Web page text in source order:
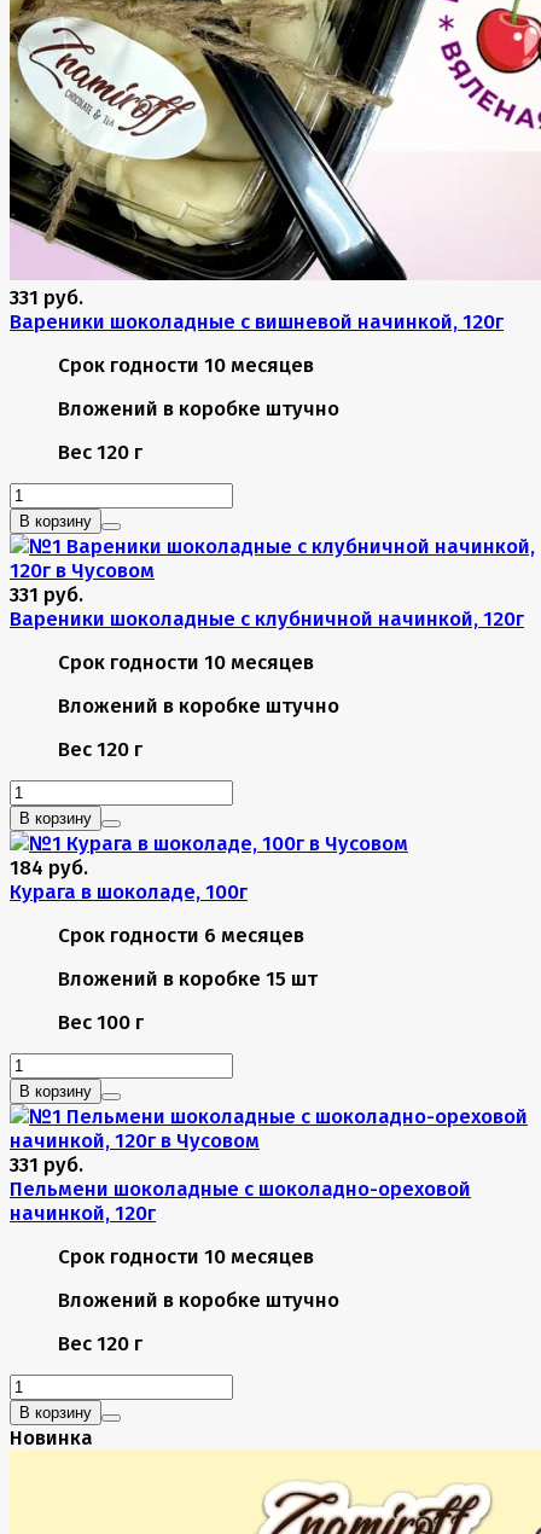
331 руб.
Вареники шоколадные с вишневой начинкой, 120г
Срок годности 10 месяцев
Вложений в коробке штучно
Вес 120 г
В корзину
331 руб.
Вареники шоколадные с клубничной начинкой, 120г
Срок годности 10 месяцев
Вложений в коробке штучно
Вес 120 г
В корзину
184 руб.
Курага в шоколаде, 100г
Срок годности 6 месяцев
Вложений в коробке 15 шт
Вес 100 г
В корзину
331 руб.
Пельмени шоколадные с шоколадно-ореховой
начинкой, 120г
Срок годности 10 месяцев
Вложений в коробке штучно
Вес 120 г
В корзину
Новинка